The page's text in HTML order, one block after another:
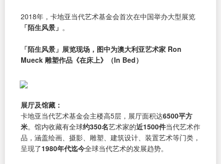
2018年，卡地亚当代艺术基金会首次在中国举办大型展览
「陌生风景」 。
「陌生风景」展览现场，图中为澳大利亚艺术家 Ron
Mueck 雕塑作品《在床上》（In Bed）
展厅及馆藏：
卡地亚当代艺术基金会主楼高5层，展厅面积达6500平方
米。馆内收藏有全球约350名艺术家的近1500件当代艺术作
品，涵盖绘画、摄影、雕塑、建筑设计、装置艺术等门类，
呈现了1980年代迄今全球当代艺术的发展趋势。